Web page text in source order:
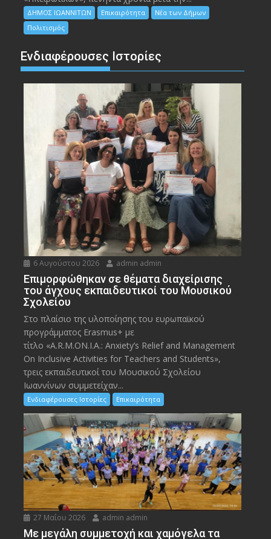
ΔΗΜΟΣ ΙΩΑΝΝΙΤΩΝ Επικαιρότητα
Νέα των Δήμων
Πολιτισμός
Ενδιαφέρουσες Ιστορίες
6 Αυγούστου 2026 admin admin
Eπιμορφώθηκαν σε θέματα διαχείρισης
του άγχους εκπαιδευτικοί του Μουσικού
Σχολείου
Στο πλαίσιο της υλοποίησης του ευρωπαϊκού
προγράμματος Erasmus+ με
τίτλο «A.R.M.ON.I.A.: Anxiety’s Relief and Management
On Inclusive Activities for Teachers and Students»,
τρεις εκπαιδευτικοί του Μουσικού Σχολείου
Ιωαννίνων συμμετείχαν...
Ενδιαφέρουσες Ιστορίες Επικαιρότητα
27 Μαΐου 2026 admin admin
Με μεγάλη συμμετοχή και χαμόγελα τα